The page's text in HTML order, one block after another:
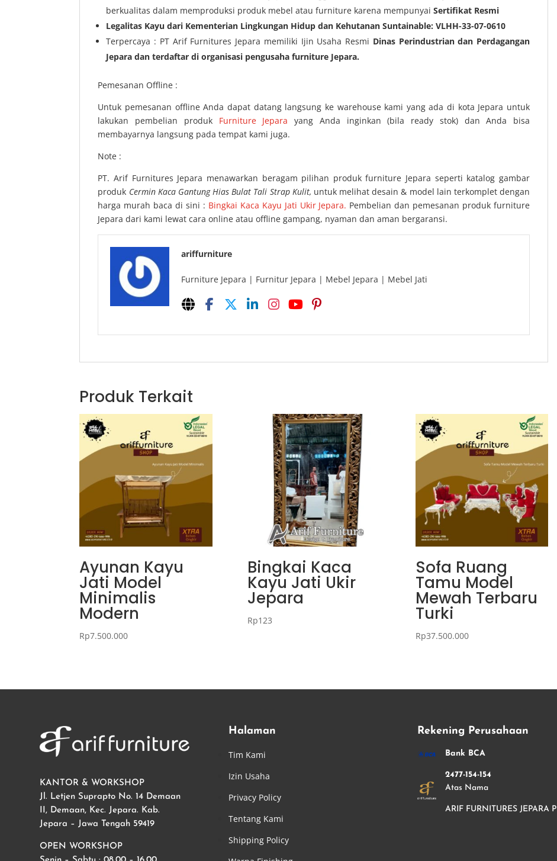
berkualitas dalam memproduksi produk mebel atau furniture karena mempunyai Sertifikat Resmi
Legalitas Kayu dari Kementerian Lingkungan Hidup dan Kehutanan Suntainable: VLHH-33-07-0610
Terpercaya : PT Arif Furnitures Jepara memiliki Ijin Usaha Resmi Dinas Perindustrian dan Perdagangan
Jepara dan terdaftar di organisasi pengusaha furniture Jepara.
Pemesanan Offline :
Untuk pemesanan offline Anda dapat datang langsung ke warehouse kami yang ada di kota Jepara untuk
lakukan pembelian produk Furniture Jepara yang Anda inginkan (bila ready stok) dan Anda bisa
membayarnya langsung pada tempat kami juga.
Note :
PT. Arif Furnitures Jepara menawarkan beragam pilihan produk furniture Jepara seperti katalog gambar
produk Cermin Kaca Gantung Hias Bulat Tali Strap Kulit, untuk melihat desain & model lain terkomplet dengan
harga murah baca di sini : Bingkai Kaca Kayu Jati Ukir Jepara. Pembelian dan pemesanan produk furniture
Jepara dari kami lewat cara online atau offline gampang, nyaman dan aman bergaransi.
ariffurniture
Furniture Jepara | Furnitur Jepara | Mebel Jepara | Mebel Jati
Produk Terkait
Ayunan Kayu
Jati Model
Minimalis
Modern
Rp7.500.000
Bingkai Kaca
Kayu Jati Ukir
Jepara
Rp123
Sofa Ruang
Tamu Model
Mewah Terbaru
Turki
Rp37.500.000
KANTOR & WORKSHOP
Jl. Letjen Suprapto No. 14 Demaan
II, Demaan, Kec. Jepara. Kab.
Jepara – Jawa Tengah 59419
OPEN WORKSHOP
Halaman
Tim Kami
Izin Usaha
Privacy Policy
Tentang Kami
Shipping Policy
Rekening Perusahaan
Bank BCA
2477-154-154
Atas Nama
ARIF FURNITURES JEPARA P